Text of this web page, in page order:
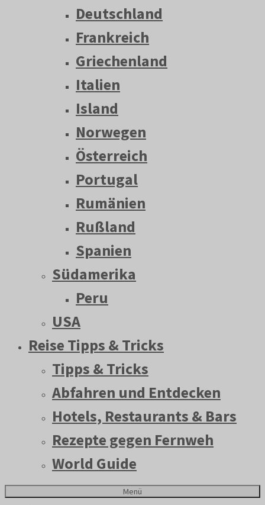
Deutschland
Frankreich
Griechenland
Italien
Island
Norwegen
Österreich
Portugal
Rumänien
Rußland
Spanien
Südamerika
Peru
USA
Reise Tipps & Tricks
Tipps & Tricks
Abfahren und Entdecken
Hotels, Restaurants & Bars
Rezepte gegen Fernweh
World Guide
Menü